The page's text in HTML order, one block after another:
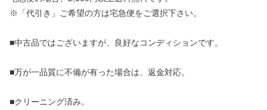
※「代引き」ご希望の方は宅急便をご選択下さい。
■中古品ではございますが、良好なコンディションです。
■万が一品質に不備が有った場合は、返金対応。
■クリーニング済み。